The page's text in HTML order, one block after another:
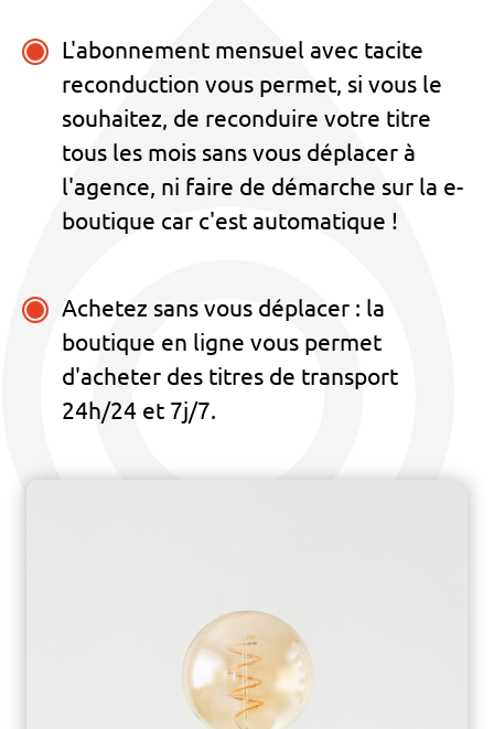
L'abonnement mensuel avec tacite
reconduction vous permet, si vous le
souhaitez, de reconduire votre titre
tous les mois sans vous déplacer à
l'agence, ni faire de démarche sur la e-
boutique car c'est automatique !
Achetez sans vous déplacer : la
boutique en ligne vous permet
d'acheter des titres de transport
24h/24 et 7j/7.